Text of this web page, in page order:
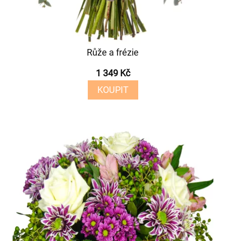
Růže a frézie
1 349 Kč
KOUPIT